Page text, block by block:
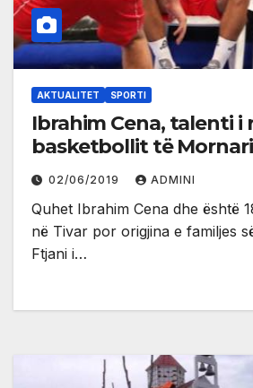
AKTUALITET SPORTI
Ibrahim Cena, talenti i
basketbollit të
02/06/2019 ADMINI
Quhet Ibrahim Cena dhe është
në Tivar por origjina e familjes
Ftjani i…